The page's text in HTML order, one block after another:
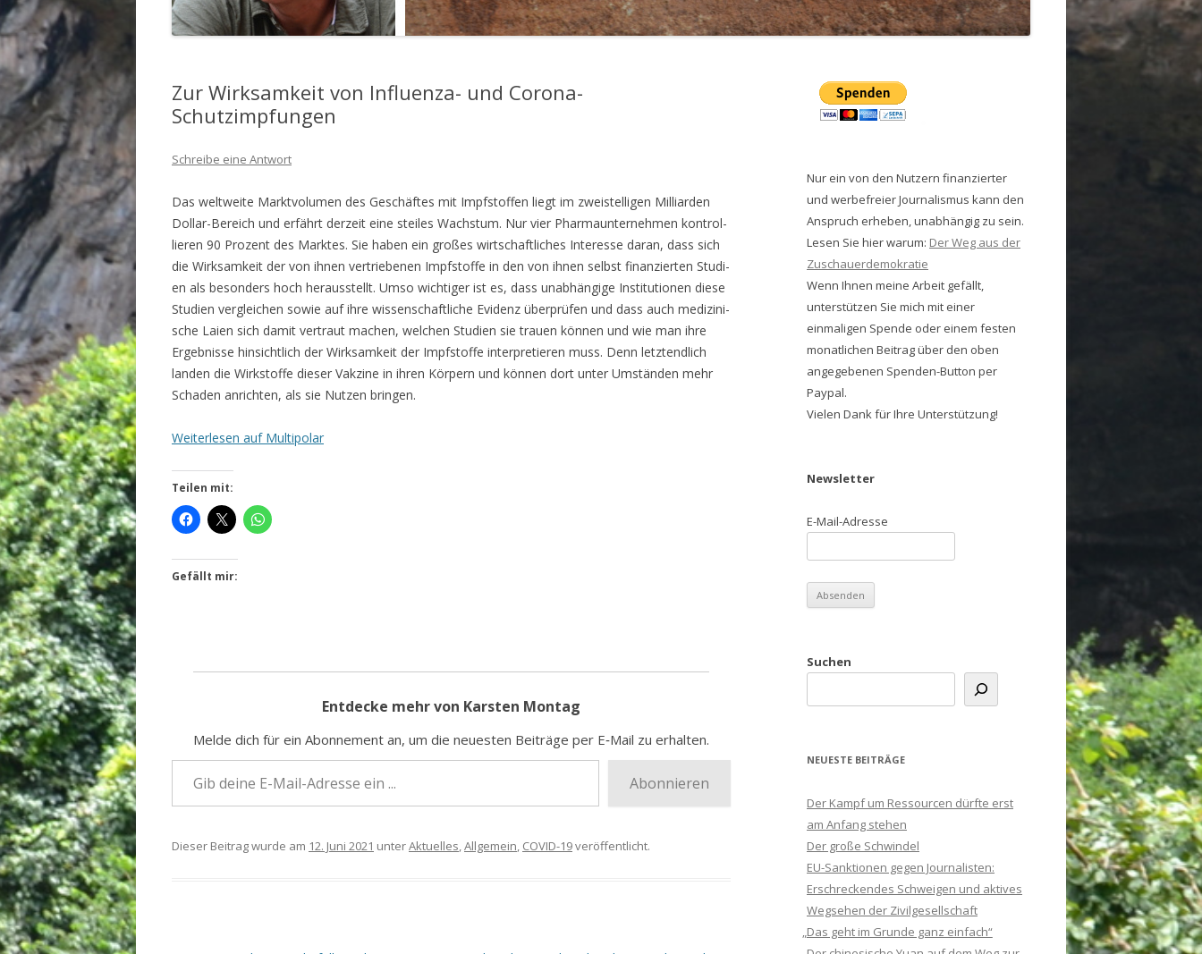
Zur Wirksamkeit von Influenza- und Corona-
Schutzimpfungen
Schreibe eine Antwort
Das welt­wei­te Markt­vo­lu­men des Geschäf­tes mit Impf­stof­fen liegt im zwei­stel­li­gen Mil­li­ar­den
Dol­lar-Bereich und erfährt der­zeit eine stei­les Wachs­tum. Nur vier Phar­ma­un­ter­neh­men kon­trol­
lie­ren 90 Pro­zent des Mark­tes. Sie haben ein gro­ßes wirt­schaft­li­ches Inter­es­se dar­an, dass sich
die Wirk­sam­keit der von ihnen ver­trie­be­nen Impf­stof­fe in den von ihnen selbst finan­zier­ten Stu­di­
en als beson­ders hoch her­aus­stellt. Umso wich­ti­ger ist es, dass unab­hän­gi­ge Insti­tu­tio­nen die­se
Stu­di­en ver­glei­chen sowie auf ihre wis­sen­schaft­li­che Evi­denz über­prü­fen und dass auch medi­zi­ni­
sche Lai­en sich damit ver­traut machen, wel­chen Stu­di­en sie trau­en kön­nen und wie man ihre
Ergeb­nis­se hin­sicht­lich der Wirk­sam­keit der Impf­stof­fe inter­pre­tie­ren muss. Denn letzt­end­lich
lan­den die Wirk­stof­fe die­ser Vak­zi­ne in ihren Kör­pern und kön­nen dort unter Umstän­den mehr
Scha­den anrich­ten, als sie Nut­zen bringen.
Wei­ter­le­sen auf Multipolar
Teilen mit:
Gefällt mir:
Entdecke mehr von Karsten Montag
Mel­de dich für ein Abon­ne­ment an, um die neu­es­ten Bei­trä­ge per E‑Mail zu erhalten.
Gib dei­ne E‑Mail-Adres­se ein …
Abonnieren
Dieser Beitrag wurde am 12. Juni 2021 unterAktuelles,Allgemein, COVID-19veröffentlicht.
Nur ein von den Nutzern finanzierter
und werbefreier Journalismus kann den
Anspruch erheben, unabhängig zu sein.
Lesen Sie hier warum: Der Weg aus der
Zuschauerdemokratie
Wenn Ihnen meine Arbeit gefällt,
unterstützen Sie mich mit einer
einmaligen Spende oder einem festen
monatlichen Beitrag über den oben
angegebenen Spenden-Button per
Paypal.
Vielen Dank für Ihre Unterstützung!
Newsletter
E-Mail-Adresse
Suchen
NEUESTE BEITRÄGE
Der Kampf um Ressourcen dürfte erst
am Anfang stehen
Der große Schwindel
EU-Sanktionen gegen Journalisten:
Erschreckendes Schweigen und aktives
Wegsehen der Zivilgesellschaft
„Das geht im Grunde ganz einfach“